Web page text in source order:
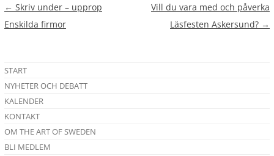
Inläggsnavigering
← Skriv under – upprop
Enskilda firmor
Vill du vara med och påverka
Läsfesten Askersund? →
START
NYHETER OCH DEBATT
KALENDER
KONTAKT
OM THE ART OF SWEDEN
BLI MEDLEM